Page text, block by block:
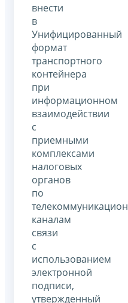
внести
в
Унифицированный
формат
транспортного
контейнера
при
информационном
взаимодействии
с
приемными
комплексами
налоговых
органов
по
каналам
связи
с
использованием
электронной
подписи,
утвержденный